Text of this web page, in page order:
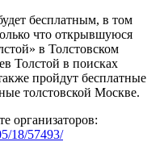
бесплатным, в том
что открывшуюся
в Толстовском
Толстой в поисках
пройдут бесплатные
толстовской Москве.
организаторов:
18/57493/